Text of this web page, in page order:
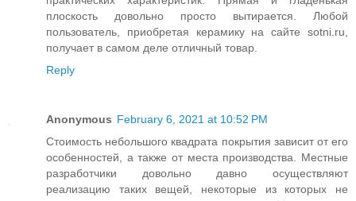
плоскость довольно просто вытирается. Любой
пользователь, приобретая керамику на сайте sotni.ru,
получает в самом деле отличный товар.
Reply
Anonymous February 6, 2021 at 10:52 PM
Стоимость небольшого квадрата покрытия зависит от его
особенностей, а также от места производства. Местные
разработчики довольно давно осуществляют
реализацию таких вещей, некоторые из которых не